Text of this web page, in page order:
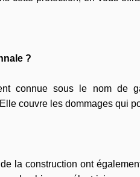
?
connue sous le nom de
couvre les dommages qui
la construction ont